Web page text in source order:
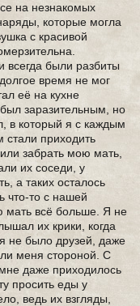
на незнакомых
которые могла
с красивой
всегда были разбиты
время не мог
её на кухне
заразительным, но
в который я с каждым
стали приходить
забрать мою мать,
их соседи, у
а таких осталось
что-то с нашей
мать всё больше. Я не
их крики, когда
не было друзей, даже
меня стороной. С
даже приходилось
просить еды у
ведь их взгляды,